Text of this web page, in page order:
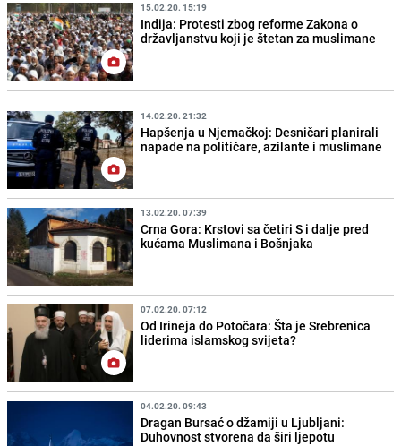
15.02.20. 15:19
Indija: Protesti zbog reforme Zakona o
državljanstvu koji je štetan za muslimane
14.02.20. 21:32
Hapšenja u Njemačkoj: Desničari planirali
napade na političare, azilante i muslimane
13.02.20. 07:39
Crna Gora: Krstovi sa četiri S i dalje pred
kućama Muslimana i Bošnjaka
07.02.20. 07:12
Od Irineja do Potočara: Šta je Srebrenica
liderima islamskog svijeta?
04.02.20. 09:43
Dragan Bursać o džamiji u Ljubljani:
Duhovnost stvorena da širi ljepotu